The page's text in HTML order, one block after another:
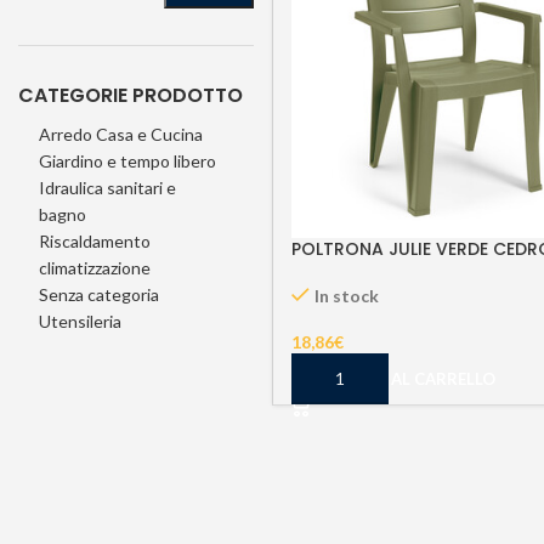
CATEGORIE PRODOTTO
Arredo Casa e Cucina
Giardino e tempo libero
Idraulica sanitari e
bagno
Riscaldamento
climatizzazione
Senza categoria
Utensileria
POLTRONA JULIE VERDE
In stock
18,86€
AGGIUNGI AL CARRELLO